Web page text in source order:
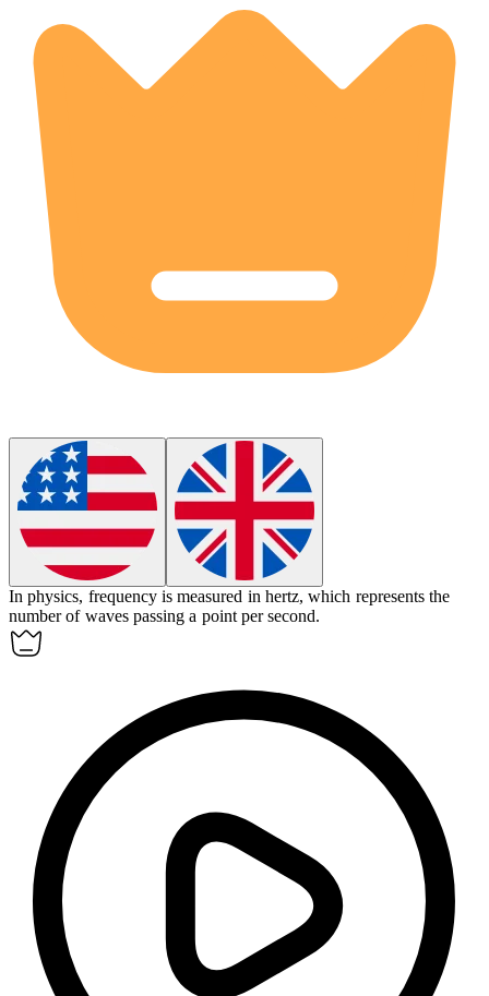
In physics, frequency is measured in hertz, which represents the
number of waves passing a point per second.